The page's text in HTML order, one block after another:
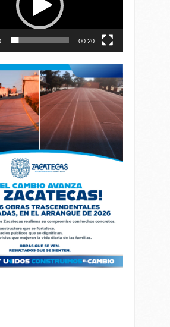
00:20